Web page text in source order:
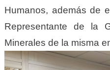
Humanos, además de
Representante de la
Minerales de la misma